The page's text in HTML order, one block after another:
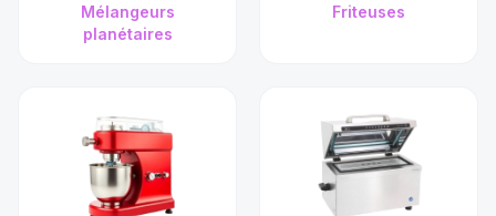
Mélangeurs
planétaires
Friteuses